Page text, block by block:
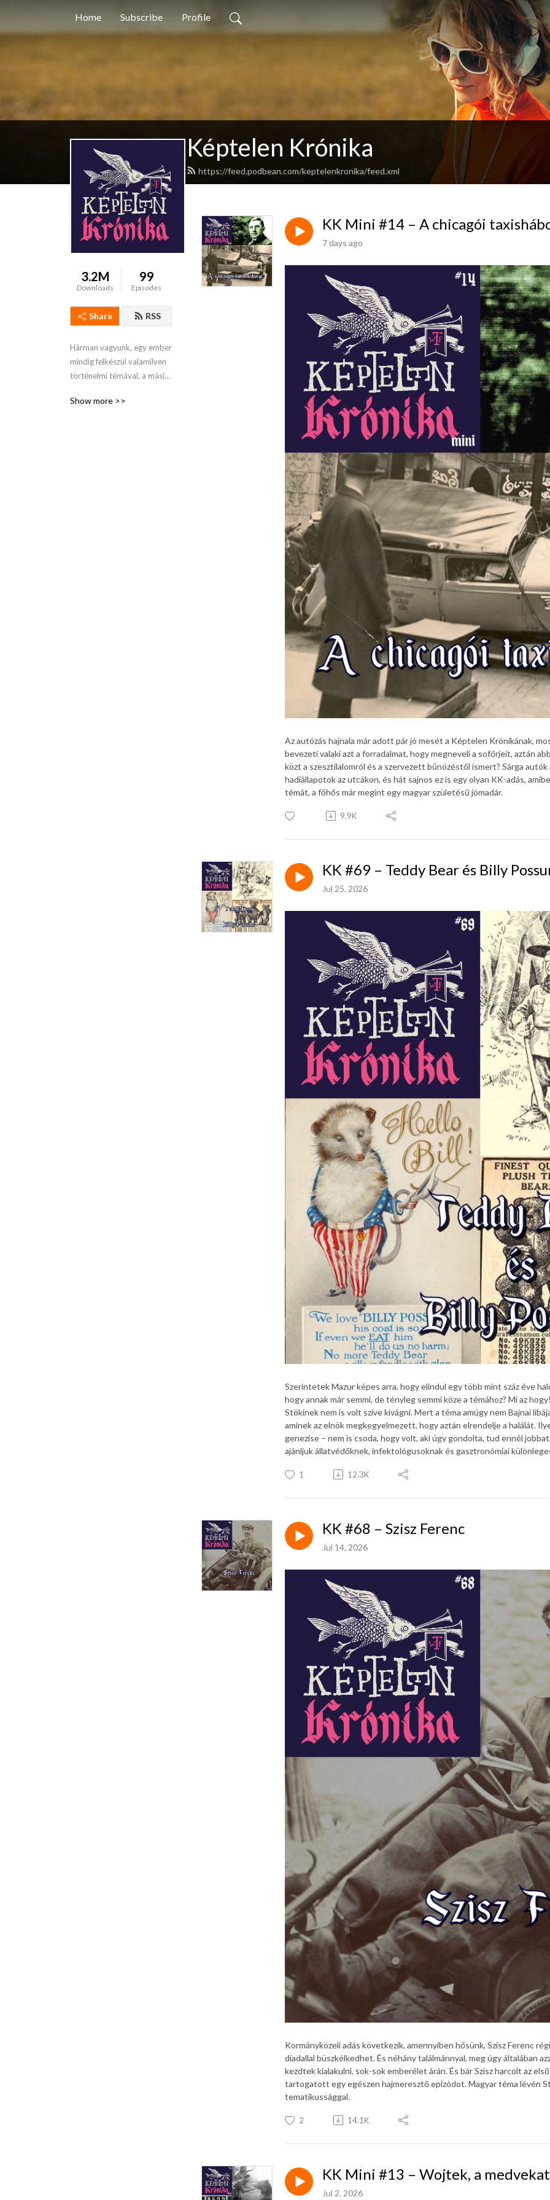
Home Subscribe Profile
Képtelen Krónika
https://feed.podbean.com/keptelenkronika/feed.xml
3.2M
Downloads
99
Episodes
Share RSS
Hárman vagyunk, egy ember
mindig felkészül valamilyen
történelmi témával, a másik
kommenteli, közben jókat
Show more >>
KK Mini #14 – A chicagói
7 days ago
Az autózás hajnala már adott pár jó mesét a Képtelen Krónikának,
bevezeti valaki azt a forradalmat, hogy megneveli a sofőrjeit, aztán
közt a szesztilalomról és a szervezett bűnözéstől ismert? Sárga
hadiállapotok az utcákon, és hát sajnos ez is egy olyan KK-adás,
témát, a főhős már megint egy magyar születésű jómadár.
9.9K
KK #69 – Teddy Bear és Billy
Jul 25, 2026
Szerintetek Mazur képes arra, hogy elindul egy több mint száz éve
hogy annak már semmi, de tényleg semmi köze a témához? Mi az
Stökinek nem is volt szíve kivágni. Mert a téma amúgy nem Bajnai
aminek az elnök megkegyelmezett, hogy aztán elrendelje a halálát.
genezise – nem is csoda, hogy volt, aki úgy gondolta, tud ennél
ajánljuk állatvédőknek, infektológusoknak és gasztronómiai
1 12.3K
KK #68 – Szisz Ferenc
Jul 14, 2026
Kormányközeli adás következik, amennyiben hősünk, Szisz Ferenc
diadallal büszkélkedhet. És néhány találmánnyal, meg úgy általában
kezdtek kialakulni, sok-sok emberélet árán. És bár Szisz harcolt az
tartogatott egy egészen hajmeresztő epizódot. Magyar téma lévén
tematikussággal.
2 14.1K
KK Mini #13 – Wojtek, a
Jul 2, 2026